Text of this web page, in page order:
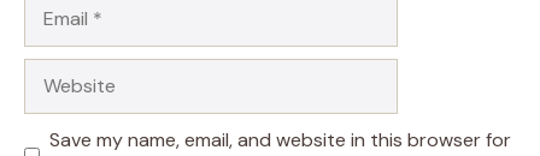
Save my name, email, and website in this browser for